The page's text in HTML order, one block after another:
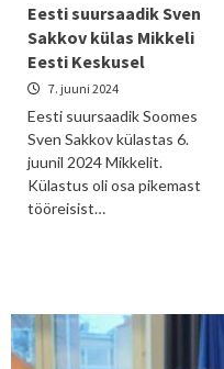
Eesti suursaadik Sven
Sakkov külas Mikkeli
Eesti Keskusel
7. juuni 2024
Eesti suursaadik Soomes
Sven Sakkov külastas 6.
juunil 2024 Mikkelit.
Külastus oli osa pikemast
tööreisist…